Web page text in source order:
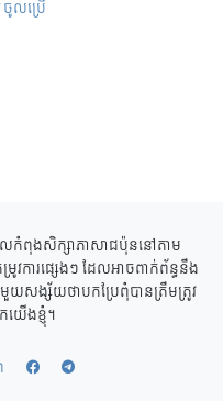
លប្រើ
ែលកំពុងសិក្សាភាសាជប៉ុននៅតាម
រូវការផ្សេងៗ ដែលអាចពាក់ព័ន្ធនឹង
សង្ស័យថាបកប្រែពុំបានត្រឹមត្រូវ
ើងខ្ញុំ។